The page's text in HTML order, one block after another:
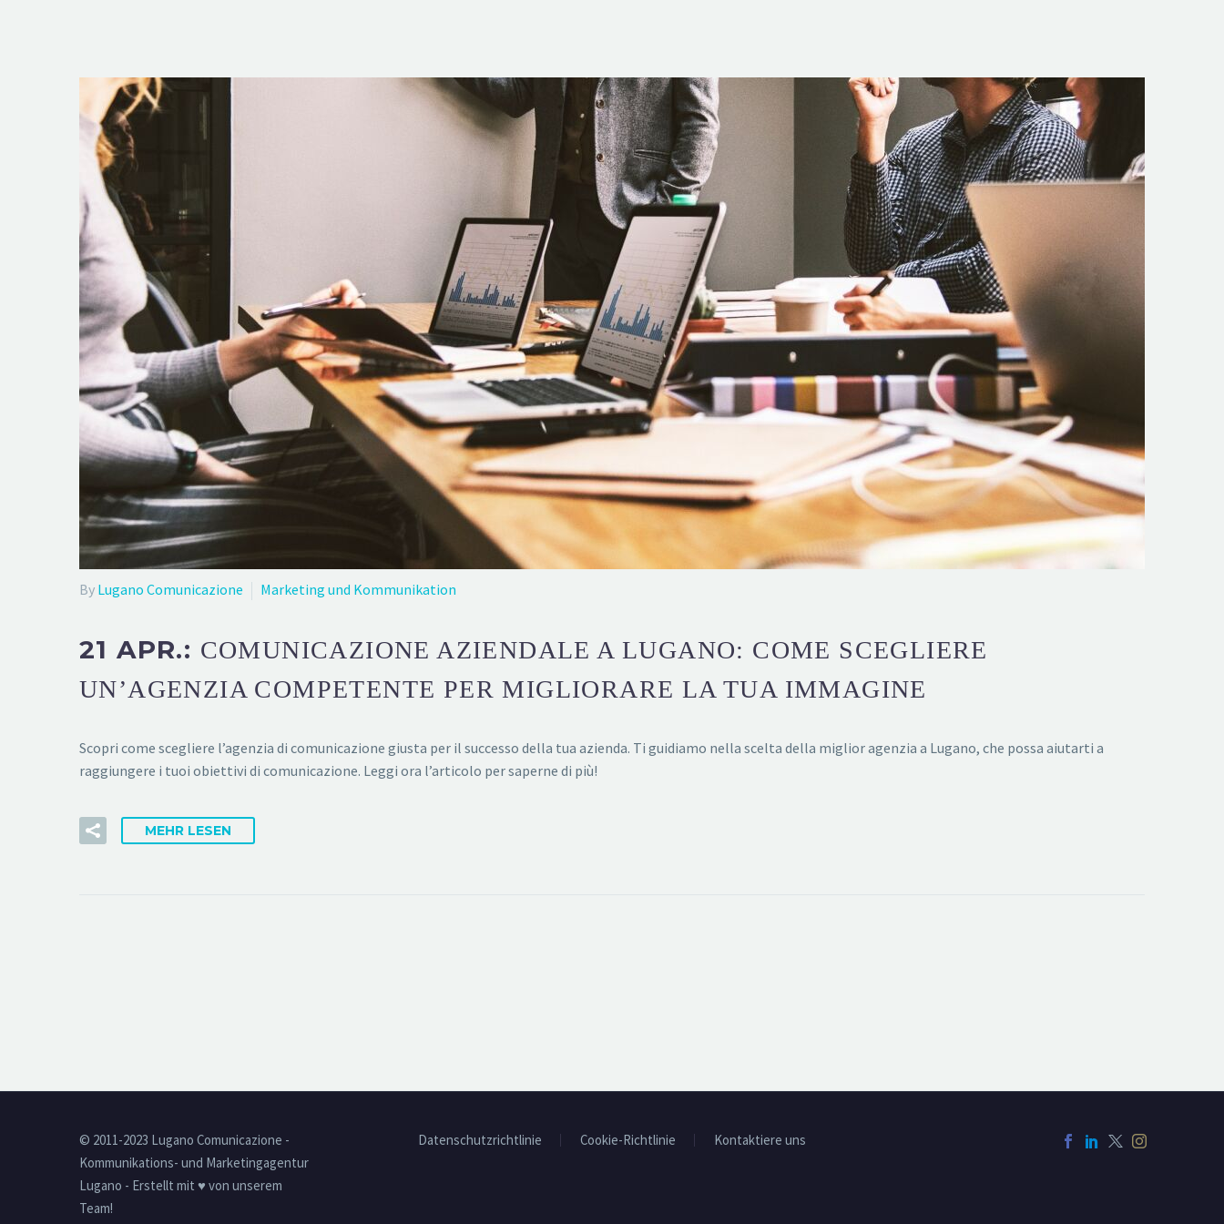
By Lugano Comunicazione Marketing und Kommunikation
21 APR.: COMUNICAZIONE AZIENDALE A LUGANO: COME SCEGLIERE
UN’AGENZIA COMPETENTE PER MIGLIORARE LA TUA IMMAGINE
Scopri come scegliere l’agenzia di comunicazione giusta per il successo della tua azienda. Ti guidiamo nella scelta della miglior agenzia a Lugano, che possa aiutarti a
raggiungere i tuoi obiettivi di comunicazione. Leggi ora l’articolo per saperne di più!
MEHR LESEN
Datenschutzrichtlinie Cookie-Richtlinie Kontaktiere uns
© 2011-2023 Lugano Comunicazione -
Kommunikations- und Marketingagentur
Lugano - Erstellt mit ♥ von unserem
Team!